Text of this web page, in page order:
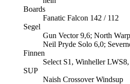
Boards
Fanatic Falcon 142 / 112
Segel
Gun Vector 9,6; North
Neil Pryde Solo 6,0;
Finnen
Select S1, Winheller
SUP
Naish Crossover Windsup